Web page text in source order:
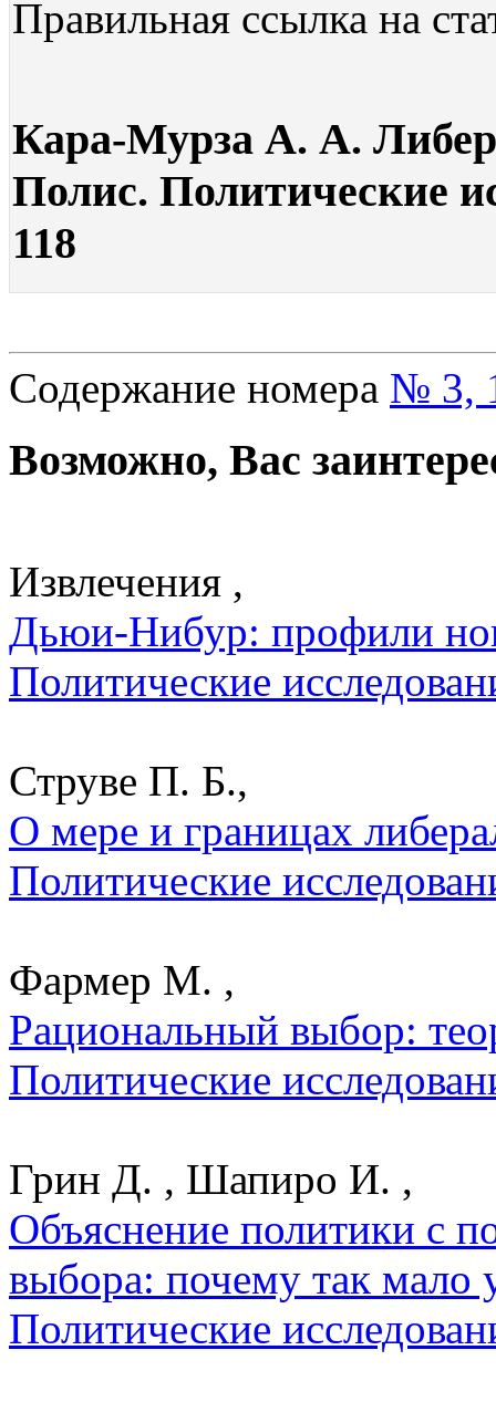
Правильная ссылка на
Кара-Мурза А. А.
Полис. Политические
118
Содержание номера № 3,
Возможно, Вас
Извлечения ,
Дьюи-Нибур: профили
Политические
Струве П. Б.,
О мере и границах
Политические
Фармер М. ,
Рациональный выбор:
Политические
Грин Д. , Шапиро И. ,
Объяснение политики с
выбора: почему так мало
Политические